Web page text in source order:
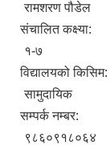
रामशरण पौडेल
संचालित कक्ष्या:
१-७
विद्यालयको किसिम:
सामुदायिक
सम्पर्क नम्बर:
९८६०९१८०६४